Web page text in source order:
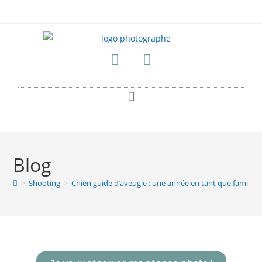
Blog
> Shooting > Chien guide d’aveugle : une année en tant que famille